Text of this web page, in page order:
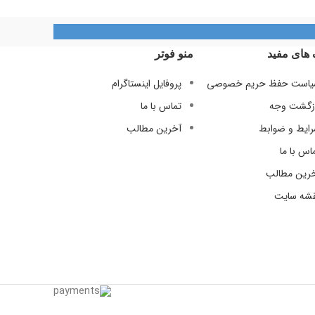
09128884461
09124847876
های مفید
حفظ حریم خصوصی
وجه
و ضوابط
با ما
مطالب
سایت
منو فوتر
پروفایل اینستاگرام
تماس با ما
آخرین مطالب